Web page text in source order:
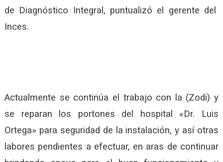
de Diagnóstico Integral, puntualizó el gerente del
Inces.
Actualmente se continúa el trabajo con la (Zodi) y
se reparan los portones del hospital «Dr. Luis
Ortega» para seguridad de la instalación, y así otras
labores pendientes a efectuar, en aras de continuar